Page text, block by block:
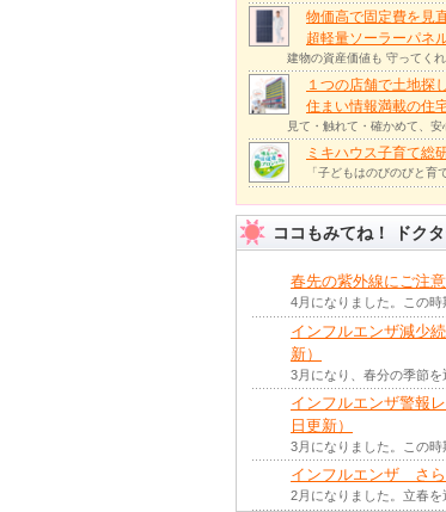
物価高で固定費を見
超軽量ソーラーパネ
建物の資産価値も 守ってく
１つの店舗で土地探
住まい情報満載の住
見て・触れて・確かめて、
ミキハウス子育て総
「子どもはのびのびと
ココもみてね！ ドク
春先の紫外線にご注
4月になりました。この
インフルエンザ減少
新）
3月になり、春分の季節
インフルエンザ警報
日更新）
3月になりました。この
インフルエンザ さら
2月になりました。立春